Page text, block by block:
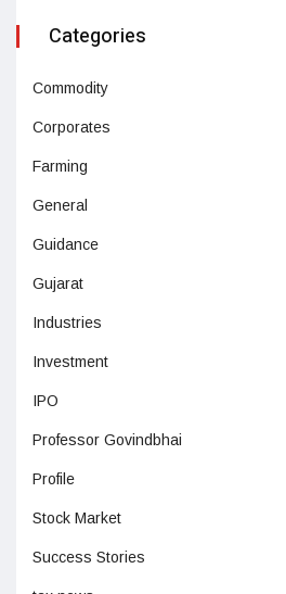
Categories
Commodity
Corporates
Farming
General
Guidance
Gujarat
Industries
Investment
IPO
Professor Govindbhai
Profile
Stock Market
Success Stories